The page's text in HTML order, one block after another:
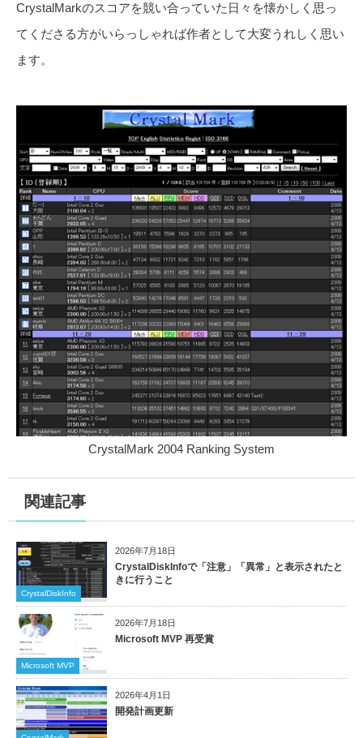
CrystalMarkのスコアを競い合っていた日々を懐かしく思っ
てくださる方がいらっしゃれば作者として大変うれしく思い
ます。
CrystalMark 2004 Ranking System
関連記事
2026年7月18日
CrystalDiskInfo
CrystalDiskInfoで「注意」「異常」と表示されたと
きに行うこと
2026年7月18日
Microsoft MVP
Microsoft MVP 再受賞
2026年4月1日
開発計画更新